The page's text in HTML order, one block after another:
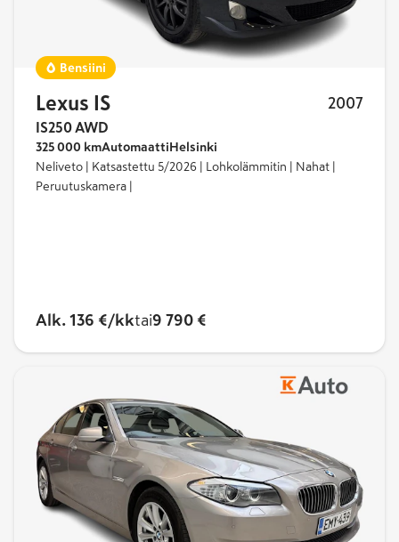
Bensiini
Lexus IS 2007
IS250 AWD
325 000 kmAutomaattiHelsinki
Neliveto | Katsastettu 5/2026 | Lohkolämmitin | Nahat |
Peruutuskamera |
Alk. 136 €/kktai9 790 €